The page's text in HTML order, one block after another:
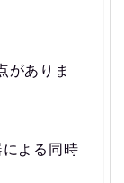
がありま
よる同時